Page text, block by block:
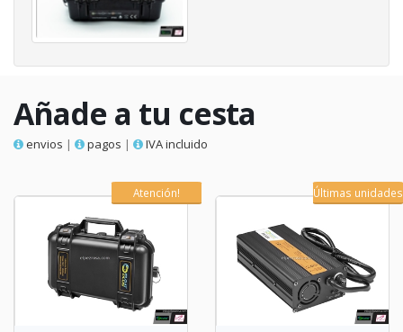
Añade a tu cesta
envios | pagos | IVA incluido
Atención! Últimas unidades